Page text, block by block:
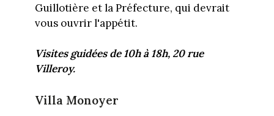
Guillotière et la Préfecture, qui devrait
vous ouvrir l'appétit.
Visites guidées de 10h à 18h, 20 rue
Villeroy.
Villa Monoyer